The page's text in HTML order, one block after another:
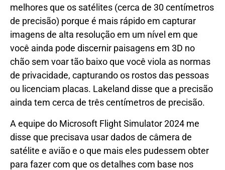
melhores que os satélites (cerca de 30 centímetros
de precisão) porque é mais rápido em capturar
imagens de alta resolução em um nível em que
você ainda pode discernir paisagens em 3D no
chão sem voar tão baixo que você viola as normas
de privacidade, capturando os rostos das pessoas
ou licenciam placas. Lakeland disse que a precisão
ainda tem cerca de três centímetros de precisão.
A equipe do Microsoft Flight Simulator 2024 me
disse que precisava usar dados de câmera de
satélite e avião e o que mais eles pudessem obter
para fazer com que os detalhes com base nos